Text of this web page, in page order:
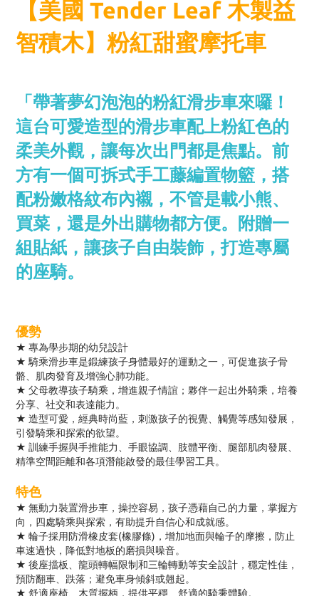
【美國 Tender Leaf 木製益
智積木】粉紅甜蜜摩托車
「 帶著夢幻泡泡的粉紅滑步車來囉！
這台可愛造型的滑步車配上粉紅色的
柔美外觀，讓每次出門都是焦點。前
方有一個可拆式手工藤編置物籃，搭
配粉嫩格紋布內襯，不管是載小熊、
買菜，還是外出購物都方便。附贈一
組貼紙，讓孩子自由裝飾，打造專屬
的座騎。
優勢
★ 專為學步期的幼兒設計
★ 騎乘滑步車是鍛練孩子身體最好的運動之一，可促進孩子骨
骼、肌肉發育及增強心肺功能。
★ 父母教導孩子騎乘，增進親子情誼；夥伴一起出外騎乘，培養
分享、社交和表達能力。
★ 造型可愛，經典時尚藍，刺激孩子的視覺、觸覺等感知發展，
引發騎乘和探索的欲望。
★ 訓練手握與手推能力、手眼協調、肢體平衡、腿部肌肉發展、
精準空間距離和各項潛能啟發的最佳學習工具。
特色
★ 無動力裝置滑步車，操控容易，孩子憑藉自己的力量，掌握方
向，四處騎乘與探索，有助提升自信心和成就感。
★ 輪子採用防滑橡皮套(橡膠條)，增加地面與輪子的摩擦，防止
車速過快，降低對地板的磨損與噪音。
★ 後座擋板、龍頭轉幅限制和三輪轉動等安全設計，穩定性佳，
預防翻車、跌落；避免車身傾斜或翹起。
★ 舒適座椅、木質握柄，提供平穩、舒適的騎乘體驗。